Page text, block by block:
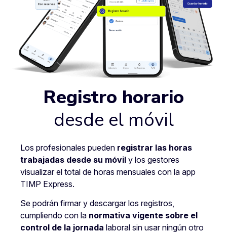
Registro horario
desde el móvil
Los profesionales pueden registrar las horas
trabajadas desde su móvil y los gestores
visualizar el total de horas mensuales con la app
TIMP Express.
Se podrán firmar y descargar los registros,
cumpliendo con la normativa vigente sobre el
control de la jornada laboral sin usar ningún otro